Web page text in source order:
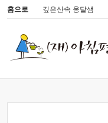
홈으로 깊은산속 옹달샘